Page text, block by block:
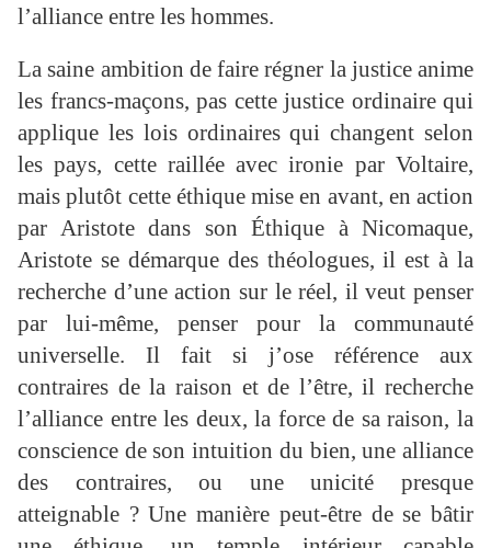
l’alliance entre les hommes.
La saine ambition de faire régner la justice anime
les francs-maçons, pas cette justice ordinaire qui
applique les lois ordinaires qui changent selon
les pays, cette raillée avec ironie par Voltaire,
mais plutôt cette éthique mise en avant, en action
par Aristote dans son Éthique à Nicomaque,
Aristote se démarque des théologues, il est à la
recherche d’une action sur le réel, il veut penser
par lui-même, penser pour la communauté
universelle. Il fait si j’ose référence aux
contraires de la raison et de l’être, il recherche
l’alliance entre les deux, la force de sa raison, la
conscience de son intuition du bien, une alliance
des contraires, ou une unicité presque
atteignable ? Une manière peut-être de se bâtir